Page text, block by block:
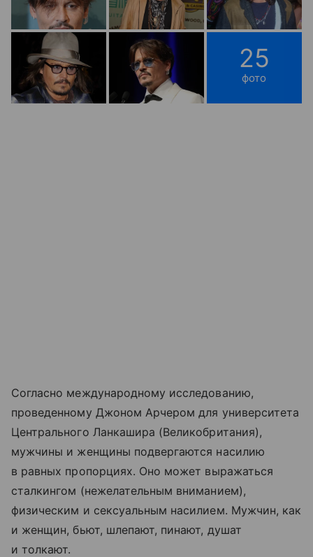
25
фото
Согласно международному исследованию,
проведенному Джоном Арчером для университета
Центрального Ланкашира (Великобритания),
мужчины и женщины подвергаются насилию
в равных пропорциях. Оно может выражаться
сталкингом (нежелательным вниманием),
физическим и сексуальным насилием. Мужчин, как
и женщин, бьют, шлепают, пинают, душат
и толкают.